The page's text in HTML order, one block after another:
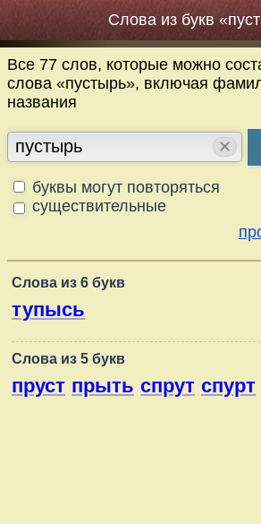
Слова из букв
Все 77 слов, которые можно
слова «пустырь», включая
названия
Слова из 6 букв
тупысь
Слова из 5 букв
пруст прыть спрут спурт
✕
буквы могут повторяться
существительные